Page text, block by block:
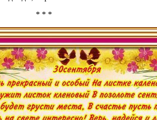
* * *